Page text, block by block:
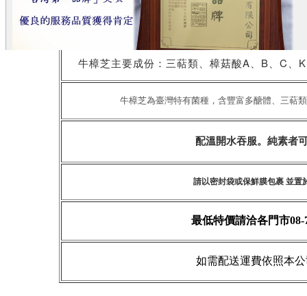
牛樟芝菌絲體、子實 體膠囊、錠劑、萃
牛樟芝主要成份：三萜類、樟菇酸A、B、C、K
牛樟芝為臺灣特有菌種，含豐富多醣體、三萜
配溫開水吞服。純素者
請以密封袋或保鮮膜包裹 並置
最低特價請洽各門市08-
如需配送運費依照本